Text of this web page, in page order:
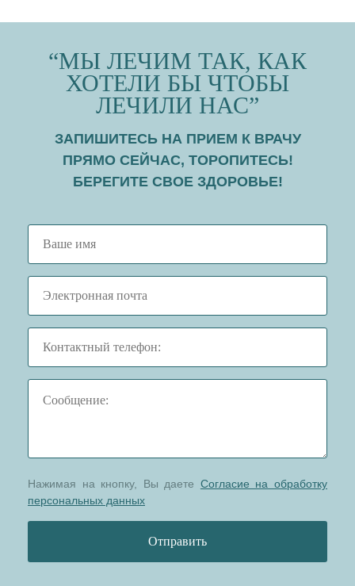
“МЫ ЛЕЧИМ ТАК, КАК
ХОТЕЛИ БЫ ЧТОБЫ
ЛЕЧИЛИ НАС”
ЗАПИШИТЕСЬ НА ПРИЕМ К ВРАЧУ
ПРЯМО СЕЙЧАС, ТОРОПИТЕСЬ!
БЕРЕГИТЕ СВОЕ ЗДОРОВЬЕ!
Нажимая на кнопку, Вы даете Согласие на обработку
персональных данных